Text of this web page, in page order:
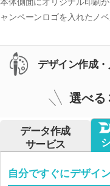
ャンペーンロゴを入れたノ
デザイン作成
選べる
データ作成
サービス
自分ですぐにデザイ